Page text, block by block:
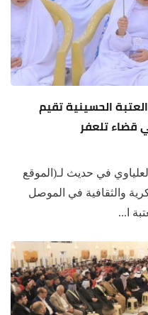
(1000) فتاة… العتبة الحسينية تقيم
قضاء تلعفر
في حديث لـ(الموقع
والثقافية في الموصل
ا...